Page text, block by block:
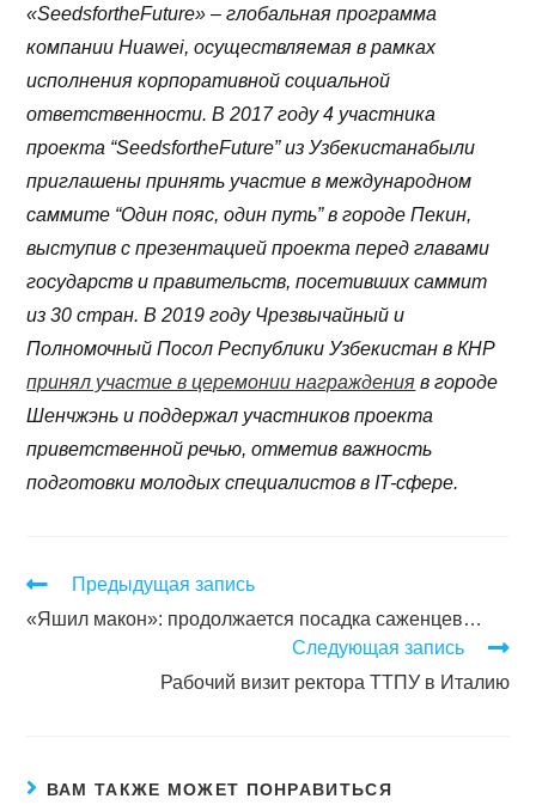
«SeedsfortheFuture» – глобальная программа
компании Huawei, осуществляемая в рамках
исполнения корпоративной социальной
ответственности. В 2017 году 4 участника
проекта “SeedsfortheFuture” из Узбекистанабыли
приглашены принять участие в международном
саммите “Один пояс, один путь” в городе Пекин,
выступив с презентацией проекта перед главами
государств и правительств, посетивших саммит
из 30 стран. В 2019 году Чрезвычайный и
Полномочный Посол Республики Узбекистан в КНР
принял участие в церемонии награждения в городе
Шенчжэнь и поддержал участников проекта
приветственной речью, отметив важность
подготовки молодых специалистов в IT-сфере.
Предыдущая запись
«Яшил макон»: продолжается посадка саженцев…
Следующая запись
Рабочий визит ректора ТТПУ в Италию
ВАМ ТАКЖЕ МОЖЕТ ПОНРАВИТЬСЯ